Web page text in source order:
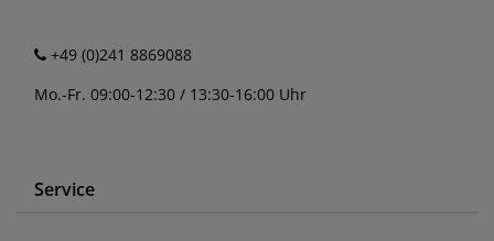
+49 (0)241 8869088
Mo.-Fr. 09:00-12:30 / 13:30-16:00 Uhr
Service